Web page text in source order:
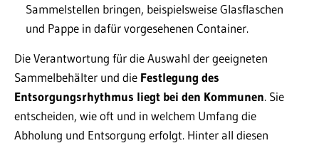
Sammelstellen bringen, beispielsweise Glasflaschen
und Pappe in dafür vorgesehenen Container.
Die Verantwortung für die Auswahl der geeigneten
Sammelbehälter und die Festlegung des
Entsorgungsrhythmus liegt bei den Kommunen. Sie
entscheiden, wie oft und in welchem Umfang die
Abholung und Entsorgung erfolgt. Hinter all diesen